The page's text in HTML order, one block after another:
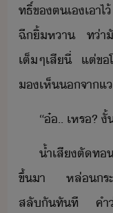
ทธิ์​ข​ตเ​เา
ฉี​ิ้​หา​ ​ท่า​ั
เต็ๆ​เสีี​่​ ​แต่​ข
เห็​จา​แ
“​๋​..​ ​เหร​?​
้ำเสี​ตัท
ขึ้​า​ ​หล่​ระ
สลั​ั​ทัที​ ​คำ​